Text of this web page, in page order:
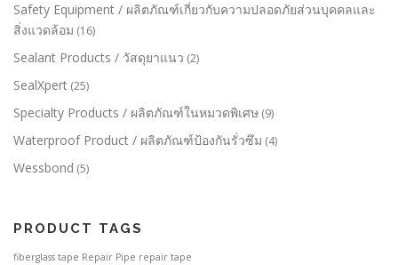
Safety Equipment / ผลิตภัณฑ์เกี่ยวกับความปลอดภัยส่วนบุคคลและ
สิ่งแวดล้อม (16)
Sealant Products / วัสดุยาแนว (2)
SealXpert (25)
Specialty Products / ผลิตภัณฑ์ในหมวดพิเศษ (9)
Waterproof Product / ผลิตภัณฑ์ป้องกันรั่วซึม (4)
Wessbond (5)
PRODUCT TAGS
fiberglass tape Repair Pipe repair tape